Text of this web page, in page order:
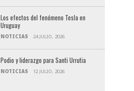
Los efectos del fenómeno Tesla en
Uruguay
NOTICIAS 24 JULIO, 2026
Podio y liderazgo para Santi Urrutia
NOTICIAS 12 JULIO, 2026